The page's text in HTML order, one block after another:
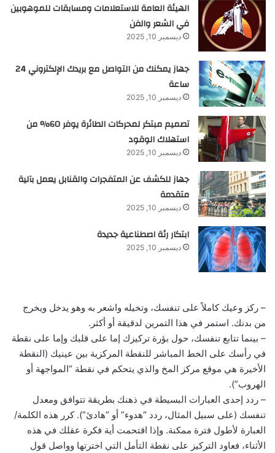
الهيئة العامة للاستعلامات ومسابقات للموهوبين
في الشعر والفن
ديسمبر 10, 2025
جهاز يمكنك من التواصل مع بريدك الإلكتروني 24
ساعة
ديسمبر 10, 2025
تصميم مبتكر لمحركات الطائرة يوفر 60% من
استهلاك الوقود
ديسمبر 10, 2025
جهاز للكشف عن المتفجرات والقنابل يعمل بآلية
متقدمة
ديسمبر 10, 2025
ابتكار رئة اصطناعية جديدة
ديسمبر 10, 2025
– ركز وعيك كاملاً على تنفسك، وتخيله واشعر به وهو يدخل ويخرج
من بدنك. استمر في هذا التمرين لدقيقة أو أكثر.
– بينما تتابع تنفسك، حول بؤرة تركيزك إما على قلبك وإما على نقطة
في رأسك على الخط المباشر للنقطة المركزية بين عينيك (النقطة
الأخيرة هي موقع مركز المخ والذي يتحكم في نقطة “المواجهة أو
الهروب”).
– ردد إحدى العبارات البسيطة في ذهنك بطريقة تتوافق ومعدل
تنفسك (على سبيل المثال، ردد “هدوء” أو “هادئ”). كرر هذه الكلمة/
العبارة لأطول فترة ممكنة. وإذا اقتحمت أية فكرة عقلك في هذه
الأثناء، فعاود التركيز على نقطة التأمل التي اخترتها وواصل قول